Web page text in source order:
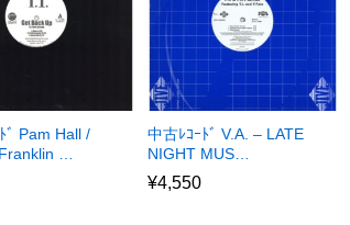
ﾞ Pam Hall /
…
中古ﾚｺｰﾄﾞ V.A. – LATE
NIGHT MUS…
¥4,550